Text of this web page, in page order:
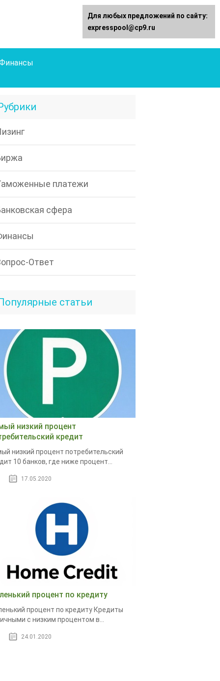
платежи
сфера
Ответ
статьи
низкий процент
кредит
низкий процент потребительский
10 банков, где ниже процент...
17.05.2020
процент по кредиту
процент по кредиту Кредиты
с низким процентом в...
24.01.2020
Для любых предложений по сайту:
expresspool@cp9.ru